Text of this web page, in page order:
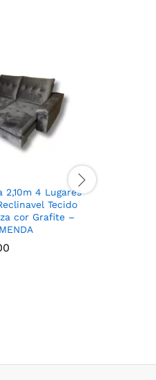
2,10m 4 Lugares
Tecido
cor Grafite –